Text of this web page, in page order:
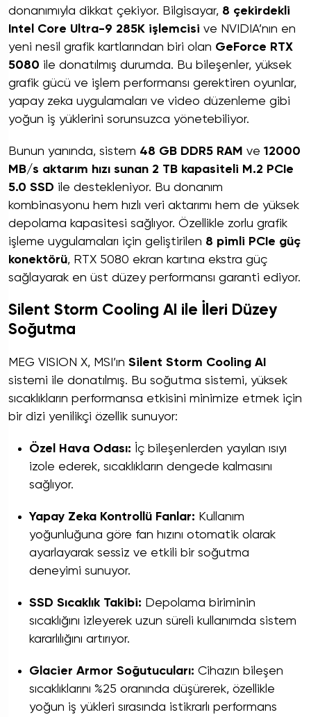
donanımıyla dikkat çekiyor. Bilgisayar, 8 çekirdekli
Intel Core Ultra-9 285K işlemcisi ve NVIDIA’nın en
yeni nesil grafik kartlarından biri olan GeForce RTX
5080 ile donatılmış durumda. Bu bileşenler, yüksek
grafik gücü ve işlem performansı gerektiren oyunlar,
yapay zeka uygulamaları ve video düzenleme gibi
yoğun iş yüklerini sorunsuzca yönetebiliyor.
Bunun yanında, sistem 48 GB DDR5 RAM ve 12000
MB/s aktarım hızı sunan 2 TB kapasiteli M.2 PCIe
5.0 SSD ile destekleniyor. Bu donanım
kombinasyonu hem hızlı veri aktarımı hem de yüksek
depolama kapasitesi sağlıyor. Özellikle zorlu grafik
işleme uygulamaları için geliştirilen 8 pimli PCIe güç
konektörü, RTX 5080 ekran kartına ekstra güç
sağlayarak en üst düzey performansı garanti ediyor.
Silent Storm Cooling AI ile İleri Düzey
Soğutma
MEG VISION X, MSI’ın Silent Storm Cooling AI
sistemi ile donatılmış. Bu soğutma sistemi, yüksek
sıcaklıkların performansa etkisini minimize etmek için
bir dizi yenilikçi özellik sunuyor:
Özel Hava Odası: İç bileşenlerden yayılan ısıyı
izole ederek, sıcaklıkların dengede kalmasını
sağlıyor.
Yapay Zeka Kontrollü Fanlar: Kullanım
yoğunluğuna göre fan hızını otomatik olarak
ayarlayarak sessiz ve etkili bir soğutma
deneyimi sunuyor.
SSD Sıcaklık Takibi: Depolama biriminin
sıcaklığını izleyerek uzun süreli kullanımda sistem
kararlılığını artırıyor.
Glacier Armor Soğutucuları: Cihazın bileşen
sıcaklıklarını %25 oranında düşürerek, özellikle
yoğun iş yükleri sırasında istikrarlı performans